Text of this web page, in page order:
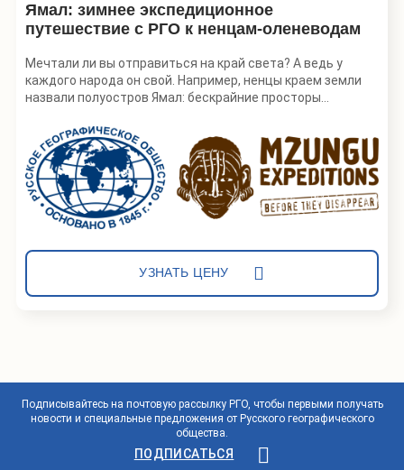
Ямал: зимнее экспедиционное
путешествие с РГО к ненцам-оленеводам
Мечтали ли вы отправиться на край света? А ведь у
каждого народа он свой. Например, ненцы краем земли
назвали полуостров Ямал: бескрайние просторы
море и льды Северного Ледовитого океана. Здесь можно
прикоснуться к удивительной жизни хранителей древних
традиций Арктики, увидеть, как эти исконные кочевники
ловко управляют тысячными стадами оленей, легко
устанавливают чум, перемещаются по бескрайней
тундре в поисках новых пастбищ, сохраняя свой
рыбалке.
Группу путешественников будут сопровождать
специалисты РГО и МАЭ: ученые помогут погрузиться в
культурный и исторический контекст изучаемых
сообществ и показать, как строится полевая работа.
УЗНАТЬ ЦЕНУ
Подписывайтесь на почтовую рассылку РГО, чтобы первыми получать
новости и специальные предложения от Русского географического
общества.
ПОДПИСАТЬСЯ